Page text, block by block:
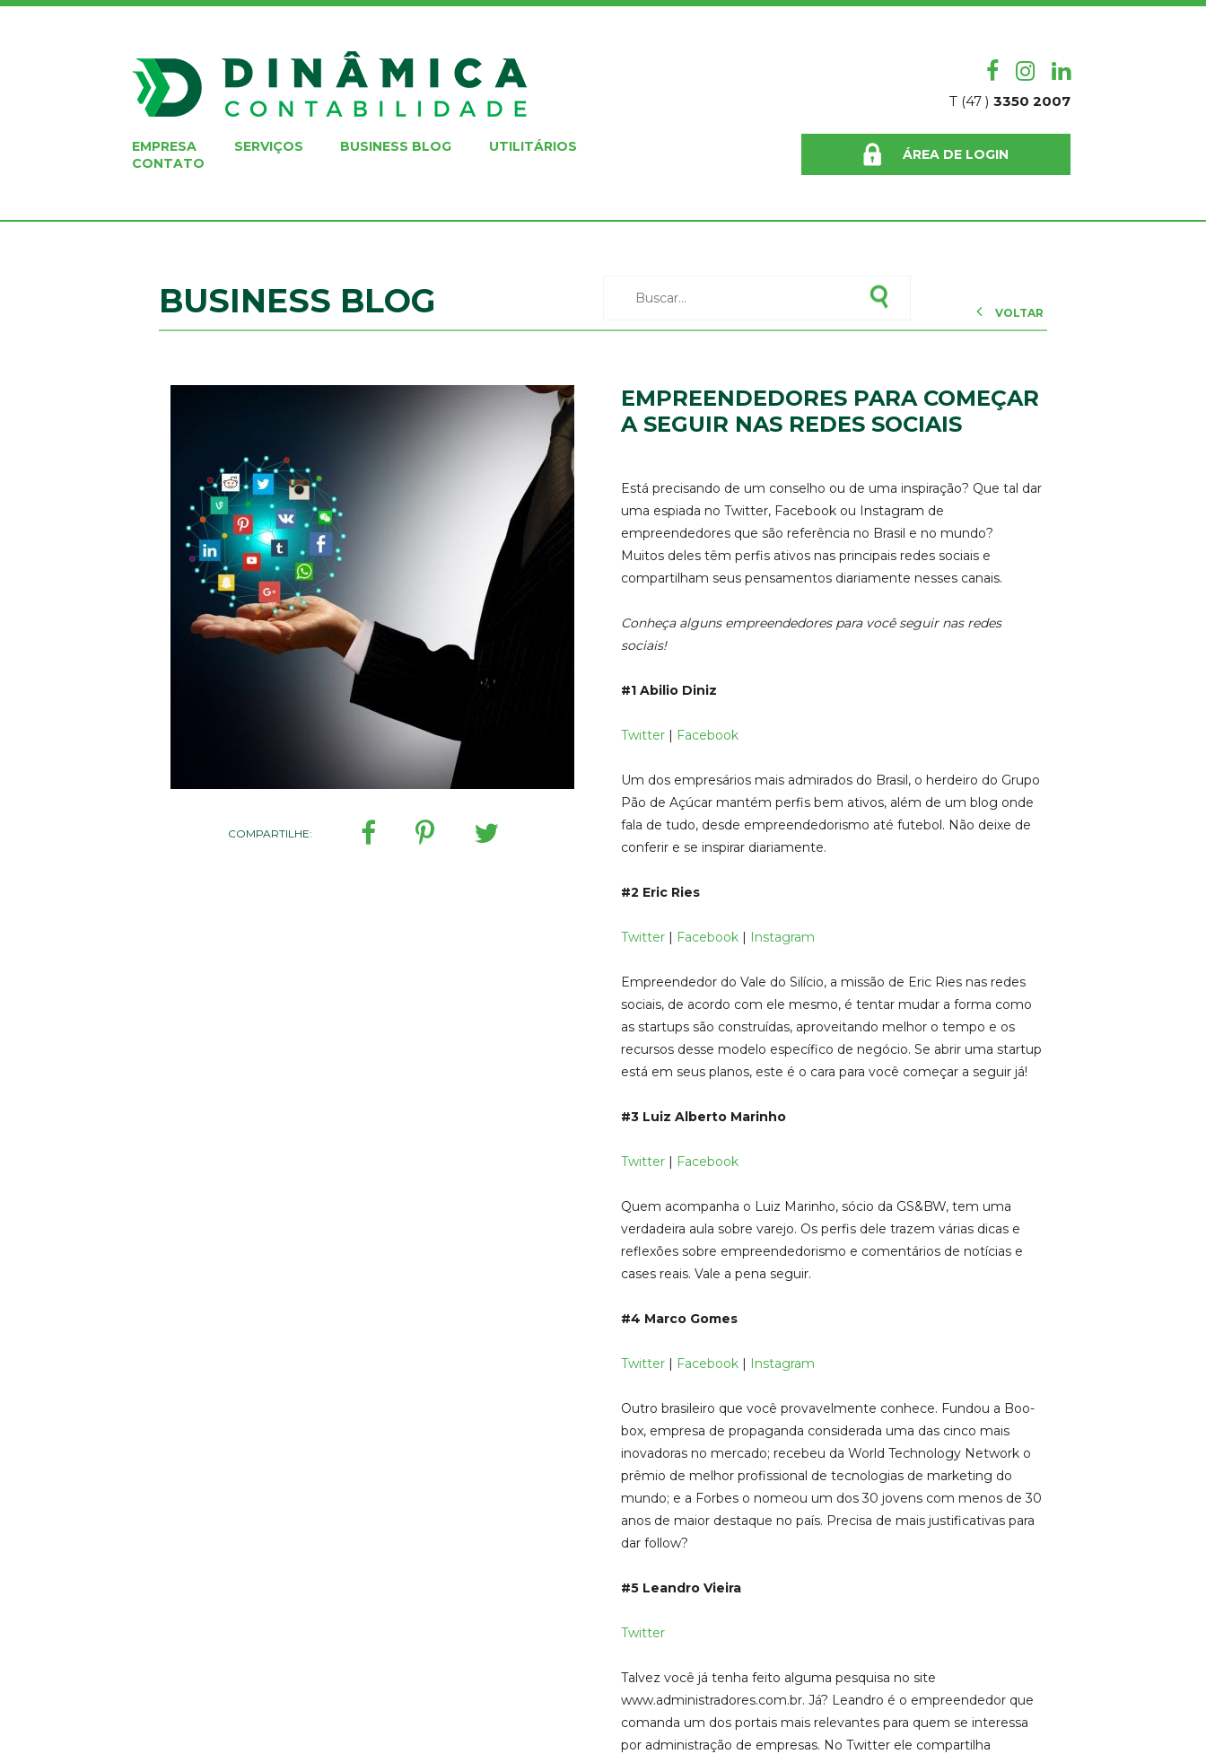
T (47 ) 3350 2007
EMPRESA SERVIÇOS BUSINESS BLOG
UTILITÁRIOS
CONTATO
ÁREA DE LOGIN
BUSINESS BLOG VOLTAR
COMPARTILHE:
EMPREENDEDORES PARA COMEÇAR
A SEGUIR NAS REDES SOCIAIS
Está precisando de um conselho ou de uma inspiração? Que tal dar
uma espiada no Twitter, Facebook ou Instagram de
empreendedores que são referência no Brasil e no mundo?
Muitos deles têm perfis ativos nas principais redes sociais e
compartilham seus pensamentos diariamente nesses canais.
Conheça alguns empreendedores para você seguir nas redes
sociais!
#1 Abilio Diniz
Twitter | Facebook
Um dos empresários mais admirados do Brasil, o herdeiro do Grupo
Pão de Açúcar mantém perfis bem ativos, além de um blog onde
fala de tudo, desde empreendedorismo até futebol. Não deixe de
conferir e se inspirar diariamente.
#2 Eric Ries
Twitter | Facebook | Instagram
Empreendedor do Vale do Silício, a missão de Eric Ries nas redes
sociais, de acordo com ele mesmo, é tentar mudar a forma como
as startups são construídas, aproveitando melhor o tempo e os
recursos desse modelo específico de negócio. Se abrir uma startup
está em seus planos, este é o cara para você começar a seguir já!
#3 Luiz Alberto Marinho
Twitter | Facebook
Quem acompanha o Luiz Marinho, sócio da GS&BW, tem uma
verdadeira aula sobre varejo. Os perfis dele trazem várias dicas e
reflexões sobre empreendedorismo e comentários de notícias e
cases reais. Vale a pena seguir.
#4 Marco Gomes
Twitter | Facebook | Instagram
Outro brasileiro que você provavelmente conhece. Fundou a Boo-
box, empresa de propaganda considerada uma das cinco mais
inovadoras no mercado; recebeu da World Technology Network o
prêmio de melhor profissional de tecnologias de marketing do
mundo; e a Forbes o nomeou um dos 30 jovens com menos de 30
anos de maior destaque no país. Precisa de mais justificativas para
dar follow?
#5 Leandro Vieira
Twitter
Talvez você já tenha feito alguma pesquisa no site
www.administradores.com.br. Já? Leandro é o empreendedor que
comanda um dos portais mais relevantes para quem se interessa
por administração de empresas. No Twitter ele compartilha